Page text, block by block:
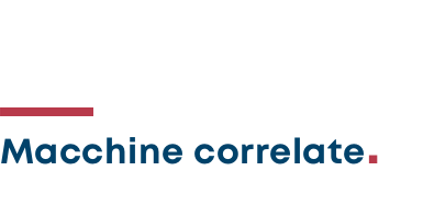
Macchine correlate